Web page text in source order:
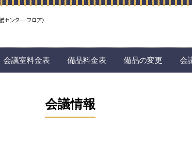
会議室料金表 備品料金表 備品の変更 会
会議情報